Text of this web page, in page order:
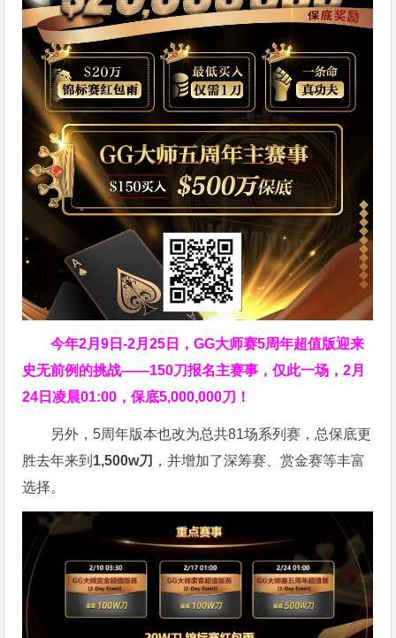
今年2月9日-2月25日，GG大师赛5周年超值版迎来
史无前例的挑战——150刀报名主赛事，仅此一场，2月
24日凌晨01:00，保底5,000,000刀！
另外，5周年版本也改为总共81场系列赛，总保底更
胜去年来到 1,500w刀 ，并增加了深筹赛、赏金赛等丰富
选择。